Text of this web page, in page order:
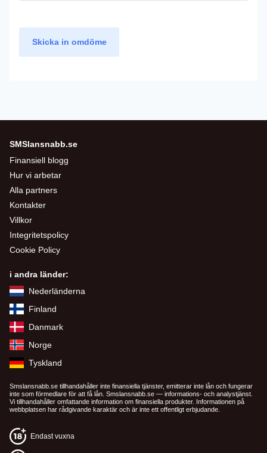
Skicka in omdöme
SMSlansnabb.se
Finansiell blogg
Hur vi arbetar
Alla partners
Kontakter
Villkor
Integritetspolicy
Cookie Policy
i andra länder:
Nederländerna
Finland
Danmark
Norge
Tyskland
Smslansnabb.se tillhandahåller inte finansiella tjänster, emitterar inte lån och fungerar
inte som förmedlare för att få lån. Smslansnabb.se — informations- och analystjänst.
Vi tillhandahåller omfattande information om finansiella produkter. Informationen på
webbplatsen har rådgivande karaktär och är inte ett offentligt erbjudande.
Endast vuxna